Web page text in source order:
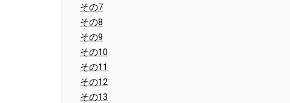
その7
その8
その9
その10
その11
その12
その13